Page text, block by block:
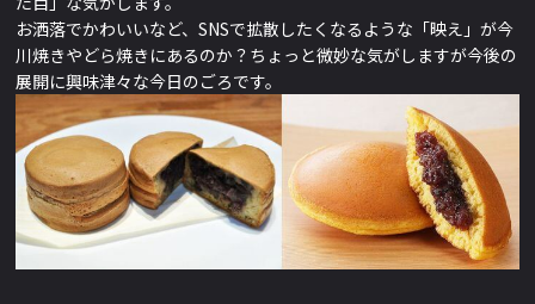
お洒落でかわいいなど、SNSで拡散したくなるような「映え」が今
川焼きやどら焼きにあるのか？ちょっと微妙な気がしますが今後の
展開に興味津々な今日のごろです。